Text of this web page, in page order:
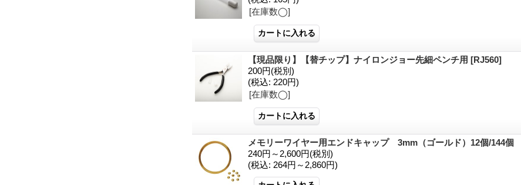
[在庫数◯]
【現品限り】【替チップ】ナイロンジョー先細ペンチ用 [RJ560]
200円(税別)
(税込: 220円)
[在庫数◯]
メモリーワイヤー用エンドキャップ 3mm（ゴールド）12個/144個
240円～2,600円(税別)
(税込: 264円～2,860円)